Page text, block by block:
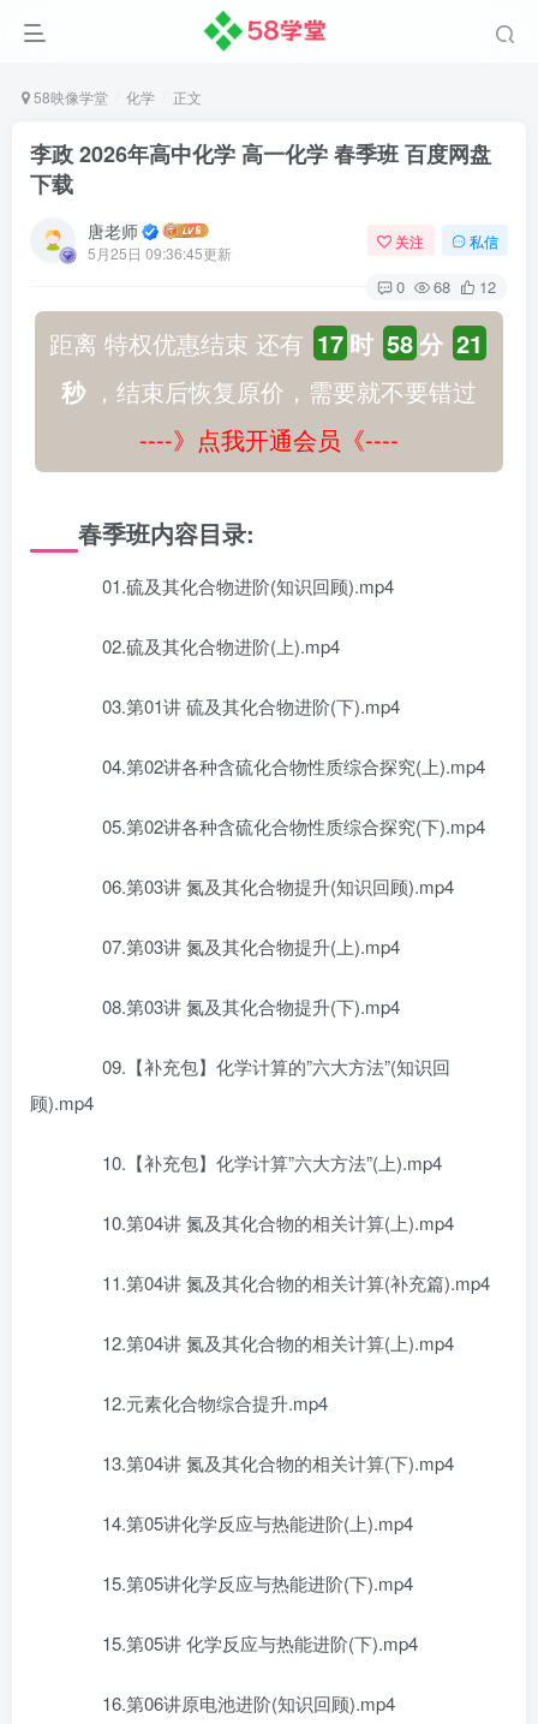
58映像学堂 化学 正文
李政 2026年高中化学 高一化学 春季班 百度网盘
下载
唐老师
5月25日 09:36:45更新
关注 私信
0 68 12
距离 特权优惠结束 还有 17 时 58分 21
秒，结束后恢复原价，需要就不要错过
----》点我开通会员《----
春季班内容目录:
01.硫及其化合物进阶(知识回顾).mp4
02.硫及其化合物进阶(上).mp4
03.第01讲 硫及其化合物进阶(下).mp4
04.第02讲各种含硫化合物性质综合探究(上).mp4
05.第02讲各种含硫化合物性质综合探究(下).mp4
06.第03讲 氮及其化合物提升(知识回顾).mp4
07.第03讲 氮及其化合物提升(上).mp4
08.第03讲 氮及其化合物提升(下).mp4
09.【补充包】化学计算的”六大方法”(知识回
顾).mp4
10.【补充包】化学计算”六大方法”(上).mp4
10.第04讲 氮及其化合物的相关计算(上).mp4
11.第04讲 氮及其化合物的相关计算(补充篇).mp4
12.第04讲 氮及其化合物的相关计算(上).mp4
12.元素化合物综合提升.mp4
13.第04讲 氮及其化合物的相关计算(下).mp4
14.第05讲化学反应与热能进阶(上).mp4
15.第05讲化学反应与热能进阶(下).mp4
15.第05讲 化学反应与热能进阶(下).mp4
16.第06讲原电池进阶(知识回顾).mp4